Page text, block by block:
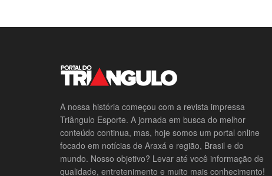
A nossa história começou com a revista impressa
Triângulo Esporte. A jornada em busca do melhor
conteúdo continua, mas, hoje somos um portal online
focado em notícias de Araxá e região, Brasil e do
mundo. Nosso objetivo? Levar até você informação de
qualidade, entretenimento e muito mais conhecimento!